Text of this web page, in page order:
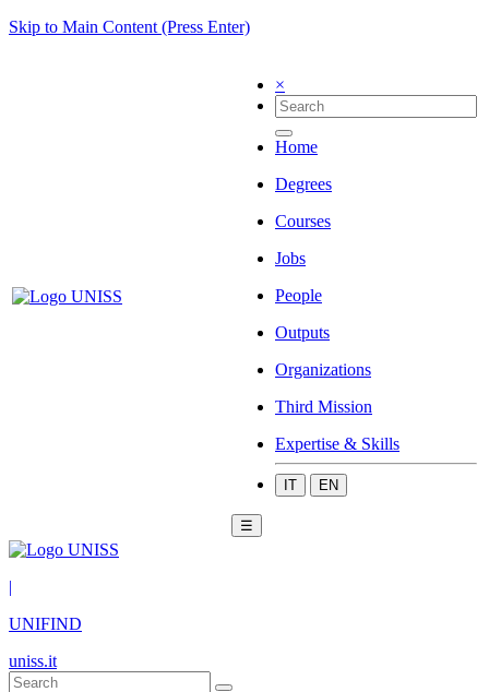
Skip to Main Content (Press Enter)
×
Home
Degrees
Courses
Jobs
People
Outputs
Organizations
Third Mission
Expertise & Skills
IT EN
☰
|
UNIFIND
uniss.it